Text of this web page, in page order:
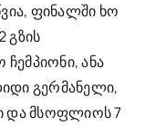
ფინალში ხო
ანა
გერმანელი,
და მსოფლიოს 7